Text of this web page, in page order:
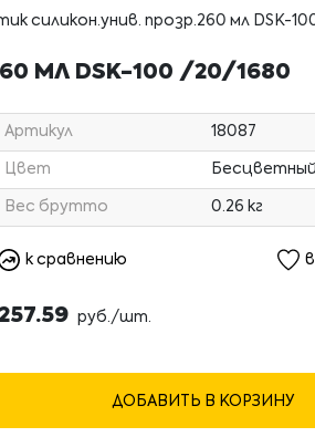
силикон.унив. прозр.260 мл DSK-
МЛ DSK-100 /20/1680
Артикул 18087
Цвет Бесцветный
Вес брутто 0.26 кг
к сравнению
руб./шт.
ДОБАВИТЬ В КОРЗИНУ